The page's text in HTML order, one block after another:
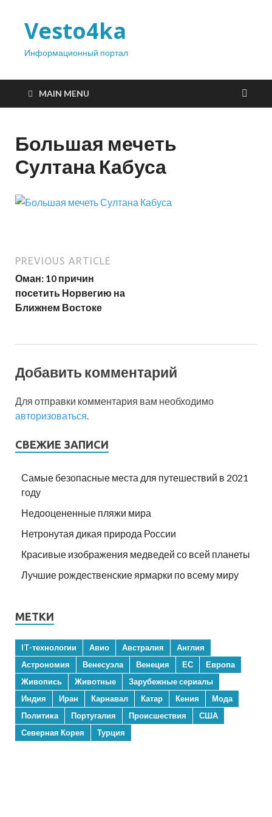
Vesto4ka
Информационный портал
MAIN MENU
Большая мечеть
Султана Кабуса
PREVIOUS ARTICLE
Оман: 10 причин
посетить Норвегию на
Ближнем Востоке
Добавить комментарий
Для отправки комментария вам необходимо
авторизоваться
СВЕЖИЕ ЗАПИСИ
Самые безопасные места для путешествий в 2021
году
Недооцененные пляжи мира
Нетронутая дикая природа России
Красивые изображения медведей со всей планеты
Лучшие рождественские ярмарки по всему миру
МЕТКИ
IT-технологии Авио Австралия
Англия
Астрономия
Венесуэла Венеция ЕС
Европа
Живопись
Животные
Зарубежные сериалы
Индия
Иран Карнавал Катар Кения
Мода
Политика
Португалия Происшествия
США
Северная Корея
Турция